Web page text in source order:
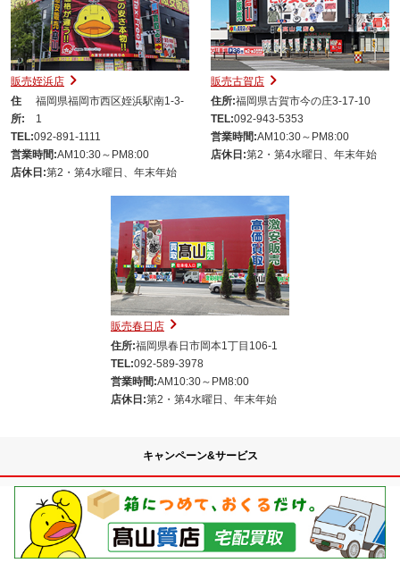
販売姪浜店
住
所:
福岡県福岡市西区姪浜駅南1-3-
1
TEL:092-891-1111
営業時間:AM10:30～PM8:00
店休日:第2・第4水曜日、年末年始
販売古賀店
住所:福岡県古賀市今の庄3-17-10
TEL:092-943-5353
営業時間:AM10:30～PM8:00
店休日:第2・第4水曜日、年末年始
販売春日店
住所:福岡県春日市岡本1丁目106-1
TEL:092-589-3978
営業時間:AM10:30～PM8:00
店休日:第2・第4水曜日、年末年始
キャンペーン&サービス